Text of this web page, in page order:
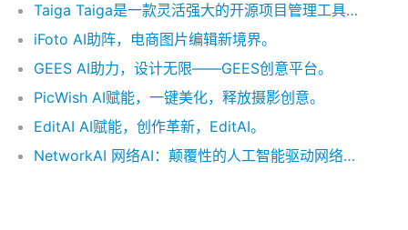
Taiga Taiga是一款灵活强大的开源项目管理工具，专为跨职能团队设计，支持敏捷方法论如Scrum和Kanban。提供直观界面，简化了计划、团队协作与数据收集过程，适合开发者、设计师及项目经理使用。其功能包括可定制的板状界面、待办事项清单与冲刺规划、问题跟踪系统、报告仪表盘以及多语言支持等。作为开源工具，Taiga提供了高度控制与自定义选项，并通过友好的用户界面和集成选项优化了团队效率。
iFoto AI助阵，电商图片编辑新境界。
GEES AI助力，设计无限——GEES创意平台。
PicWish AI赋能，一键美化，释放摄影创意。
EditAI AI赋能，创作革新，EditAI。
NetworkAI 网络AI：颠覆性的人工智能驱动网络工具，让专业连接与求职进程自动化、简化和加速。利用AI技术优化LinkedIn等平台上的关系构建，提供JobTrackerAI、InterviewAI等功能支持自动化申请、面试准备，并实现灵活的就业机会发现。适合职业发展者、求职者及希望增强行业联系的专业人士。通过全面的人工智能工具包，网络AI简化了职业探索与提升过程，让专业成长更加高效便捷。